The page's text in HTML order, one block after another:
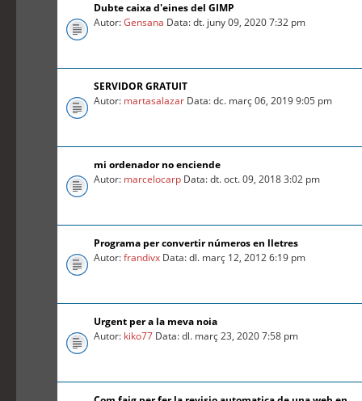
Dubte caixa d'eines del GIMP
Autor:Gensana Data: dt. juny 09, 2020 7:32 pm
SERVIDOR GRATUIT
Autor: martasalazar Data: dc. març 06, 2019 9:05 pm
mi ordenador no enciende
Autor: marcelocarp Data: dt. oct. 09, 2018 3:02 pm
Programa per convertir números en lletres
Autor:frandivx Data: dl. març 12, 2012 6:19 pm
Urgent per a la meva noia
Autor: kiko77 Data: dl. març 23, 2020 7:58 pm